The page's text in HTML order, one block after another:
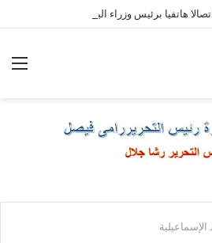
هاتفيا برئيس وزراء اليونان